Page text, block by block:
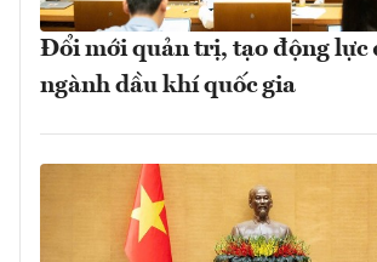
Đổi mới quản trị, tạo động lực
ngành dầu khí quốc gia